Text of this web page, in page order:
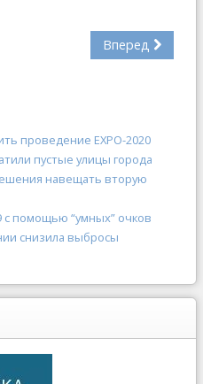
Вперед
проведение EXPO-2020
пустые улицы города
навещать вторую
с помощью “умных” очков
снизила выбросы